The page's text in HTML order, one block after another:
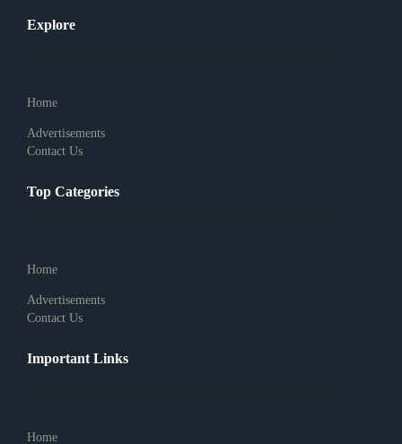
Explore
Home
Advertisements
Contact Us
Top Categories
Home
Advertisements
Contact Us
Important Links
Home